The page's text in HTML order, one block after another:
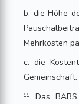
b. die Höhe
Mehrkosten
c. die
Gemeinschaft.
¹¹ Das